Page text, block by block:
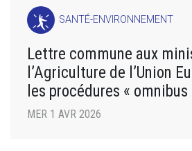
SANTÉ-ENVIRONNEMENT
Lettre commune aux
l’Agriculture de l’Union
les procédures « omnibus
MER 1 AVR 2026